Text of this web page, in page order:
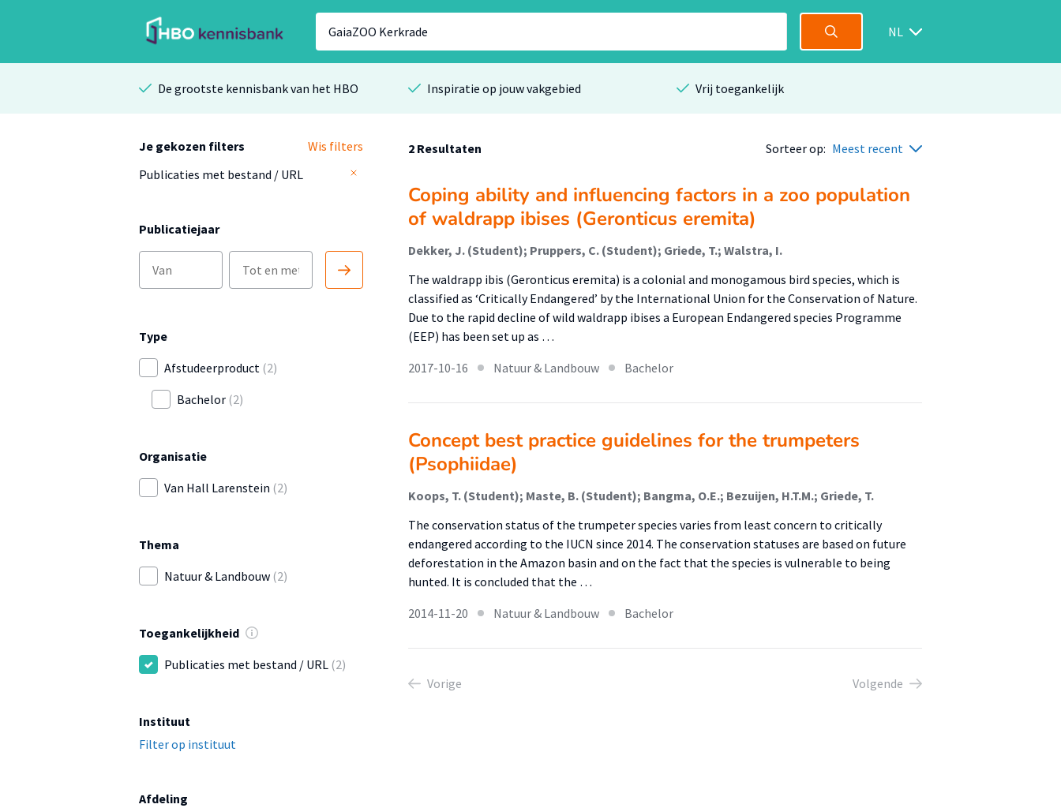
NL
De grootste kennisbank van het HBO Inspiratie op jouw vakgebied Vrij toegankelijk
Je gekozen filters
Wis filters
Publicaties met bestand / URL
Publicatiejaar
Type
Afstudeerproduct (2)
Bachelor (2)
Organisatie
Van Hall Larenstein (2)
Thema
Natuur & Landbouw (2)
Toegankelijkheid
Publicaties met bestand / URL (2)
Instituut
Filter op instituut
Afdeling
2 Resultaten Sorteer op: Meest recent
Coping ability and influencing factors in a zoo population
of waldrapp ibises (Geronticus eremita)
Dekker, J. (Student); Pruppers, C. (Student); Griede, T.; Walstra, I.
The waldrapp ibis (Geronticus eremita) is a colonial and monogamous bird species, which is
classified as ‘Critically Endangered’ by the International Union for the Conservation of Nature.
Due to the rapid decline of wild waldrapp ibises a European Endangered species Programme
(EEP) has been set up as …
2017-10-16
Natuur & Landbouw Bachelor
Concept best practice guidelines for the trumpeters
(Psophiidae)
Koops, T. (Student); Maste, B. (Student); Bangma, O.E.; Bezuijen, H.T.M.; Griede, T.
The conservation status of the trumpeter species varies from least concern to critically
endangered according to the IUCN since 2014. The conservation statuses are based on future
deforestation in the Amazon basin and on the fact that the species is vulnerable to being
hunted. It is concluded that the …
2014-11-20
Natuur & Landbouw Bachelor
Vorige Volgende